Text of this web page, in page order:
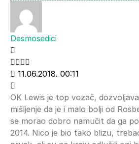
Desmosedici
11.06.2018. 00:11
OK Lewis je top vozač,
mišljenje da je i malo bolji od
se morao dobro namučit da ga
2014. Nico je bio tako blizu,